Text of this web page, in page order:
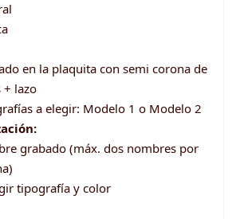
en la plaquita con semi corona de
+ lazo
a elegir: Modelo 1 o Modelo 2
grabado (máx. dos nombres por
tipografía y color